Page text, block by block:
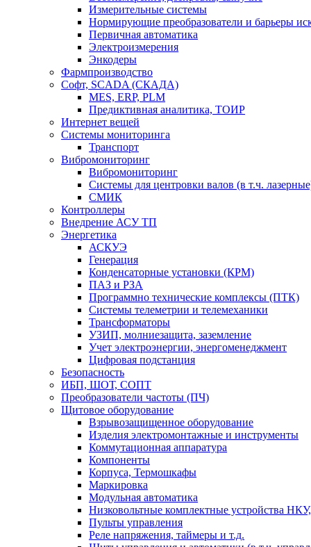
Измерительные системы
Нормирующие преобразователи и барьеры
Первичная автоматика
Электроизмерения
Энкодеры
Фармпроизводство
Софт, SCADA (СКАДА)
MES, ERP, PLM
Предиктивная аналитика, ТОИР
Интернет вещей
Системы мониторинга
Транспорт
Вибромониторинг
Вибромониторинг
Системы для центровки валов (в т.ч.
СМИК
Контроллеры
Внедрение АСУ ТП
Энергетика
АСКУЭ
Генерация
Конденсаторные установки (КРМ)
ПАЗ и РЗА
Программно технические комплексы (ПТК)
Системы телеметрии и телемеханики
Трансформаторы
УЗИП, молниезащита, заземление
Учет электроэнергии, энергоменеджмент
Цифровая подстанция
Безопасность
ИБП, ШОТ, СОПТ
Преобразователи частоты (ПЧ)
Щитовое оборудование
Взрывозащищенное оборудование
Изделия электромонтажные и инструменты
Коммутационная аппаратура
Компоненты
Корпуса, Термошкафы
Маркировка
Модульная автоматика
Низковольтные комплектные устройства
Пульты управления
Реле напряжения, таймеры и т.д.